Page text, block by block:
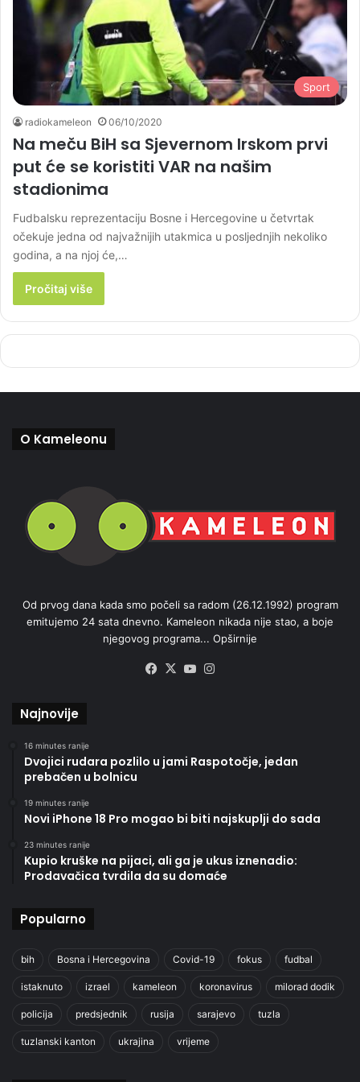
Sport
radiokameleon 06/10/2020
Na meču BiH sa Sjevernom Irskom prvi
put će se koristiti VAR na našim
stadionima
Fudbalsku reprezentaciju Bosne i Hercegovine u četvrtak
očekuje jedna od najvažnijih utakmica u posljednjih nekoliko
godina, a na njoj će,…
Pročitaj više
O Kameleonu
Od prvog dana kada smo počeli sa radom (26.12.1992) program
emitujemo 24 sata dnevno. Kameleon nikada nije stao, a boje
njegovog programa... Opširnije
Facebook
X YouTube
Najnovije
16 minutes ranije
Dvojici rudara pozlilo u jami Raspotočje, jedan
prebačen u bolnicu
19 minutes ranije
Novi iPhone 18 Pro mogao bi biti najskuplji do sada
23 minutes ranije
Kupio kruške na pijaci, ali ga je ukus iznenadio:
Prodavačica tvrdila da su domaće
Popularno
bih Bosna i Hercegovina Covid-19 fokus fudbal
istaknuto izrael kameleon koronavirus milorad dodik
policija predsjednik rusija sarajevo tuzla
tuzlanski kanton ukrajina vrijeme